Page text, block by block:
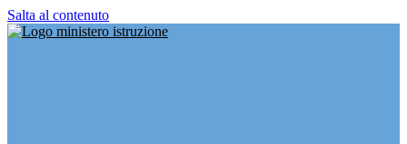
Salta al contenuto